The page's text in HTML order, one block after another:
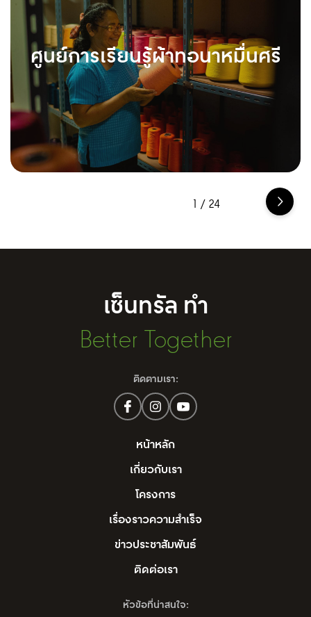
ศูนย์การเรียนรู้ผ้าทอนาหมื่นศรี
1 / 24
เซ็นทรัล ทำ
Better Together
ติดตามเรา:
หน้าหลัก
เกี่ยวกับเรา
โครงการ
เรื่องราวความสำเร็จ
ข่าวประชาสัมพันธ์
ติดต่อเรา
หัวข้อที่น่าสนใจ: